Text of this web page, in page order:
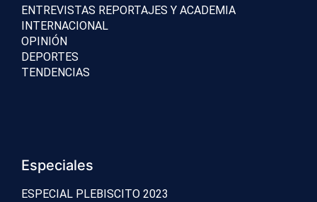
ENTREVISTAS REPORTAJES Y ACADEMIA
INTERNACIONAL
OPINIÓN
DEPORTES
TENDENCIAS
Especiales
ESPECIAL PLEBISCITO 2023